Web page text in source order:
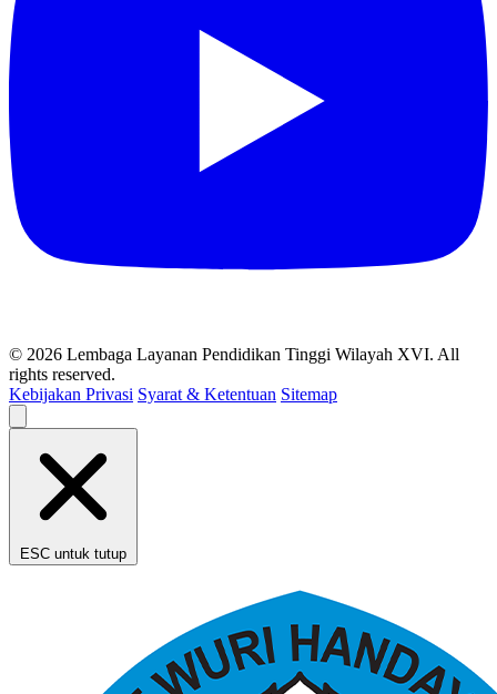
© 2026 Lembaga Layanan Pendidikan Tinggi Wilayah XVI. All
rights reserved.
Kebijakan Privasi Syarat & Ketentuan Sitemap
ESC untuk tutup